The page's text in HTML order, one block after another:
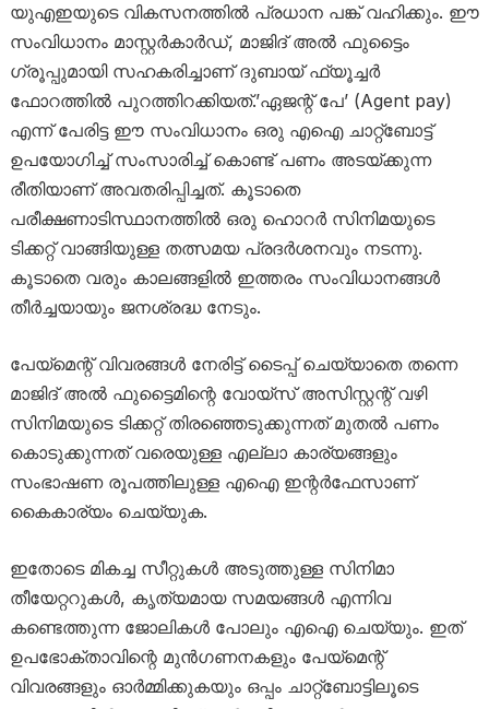
യുഎഇയുടെ വികസനത്തിൽ പ്രധാന പങ്ക് വഹിക്കും. ഈ
സംവിധാനം മാസ്റ്റർകാർഡ്, മാജിദ് അൽ ഫുട്ടൈം
ഗ്രൂപ്പുമായി സഹകരിച്ചാണ് ദുബായ് ഫ്യൂച്ചർ
ഫോറത്തിൽ പുറത്തിറക്കിയത്.’ഏജന്റ് പേ’ (Agent pay)
എന്ന് പേരിട്ട ഈ സംവിധാനം ഒരു എഐ ചാറ്റ്‌ബോട്ട്
ഉപയോഗിച്ച് സംസാരിച്ച് കൊണ്ട് പണം അടയ്ക്കുന്ന
രീതിയാണ് അവതരിപ്പിച്ചത്. കൂടാതെ
പരീക്ഷണാടിസ്ഥാനത്തിൽ ഒരു ഹൊറർ സിനിമയുടെ
ടിക്കറ്റ് വാങ്ങിയുള്ള തത്സമയ പ്രദർശനവും നടന്നു.
കൂടാതെ വരും കാലങ്ങളിൽ ഇത്തരം സംവിധാനങ്ങൾ
തീർച്ചയായും ജനശ്രദ്ധ നേടും.
പേയ്‌മെന്റ് വിവരങ്ങൾ നേരിട്ട് ടൈപ്പ് ചെയ്യാതെ തന്നെ
മാജിദ് അൽ ഫുട്ടൈമിന്റെ വോയ്‌സ് അസിസ്റ്റന്റ് വഴി
സിനിമയുടെ ടിക്കറ്റ് തിരഞ്ഞെടുക്കുന്നത് മുതൽ പണം
കൊടുക്കുന്നത് വരെയുള്ള എല്ലാ കാര്യങ്ങളും
സംഭാഷണ രൂപത്തിലുള്ള എഐ ഇന്റർഫേസാണ്
കൈകാര്യം ചെയ്യുക.
ഇതോടെ മികച്ച സീറ്റുകൾ അടുത്തുള്ള സിനിമാ
തീയേറ്ററുകൾ, കൃത്യമായ സമയങ്ങൾ എന്നിവ
കണ്ടെത്തുന്ന ജോലികൾ പോലും എഐ ചെയ്യും. ഇത്
ഉപഭോക്താവിന്റെ മുൻഗണനകളും പേയ്‌മെന്റ്
വിവരങ്ങളും ഓർമ്മിക്കുകയും ഒപ്പം ചാറ്റ്‌ബോട്ടിലൂടെ